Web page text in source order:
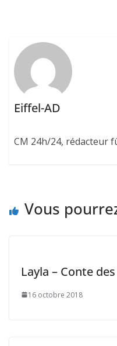
Eiffel-AD
CM 24h/24, rédacteur
Vous
Layla – Conte
16 octobre 2018